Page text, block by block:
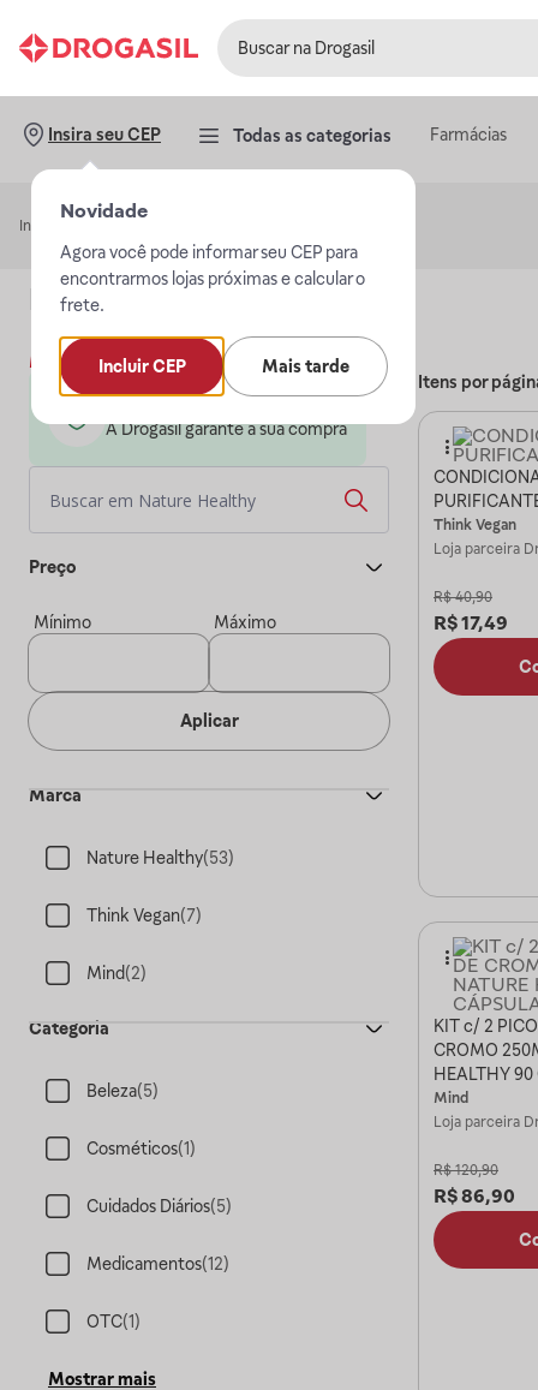
Insira seu CEP
Novidade
Agora você pode informar seu CEP para
encontrarmos lojas próximas e calcular o
frete.
Incluir CEP Mais tarde
Todas as categorias Farmácias
Início
LojaNature Healthy
Mais sobre a loja
A Drogasil garante a sua compra
Preço
Mínimo Máximo
Aplicar
Marca
Nature Healthy(53)
Think Vegan(7)
Mind(2)
Categoria
Beleza(5)
Cosméticos(1)
Cuidados Diários(5)
Medicamentos(12)
OTC(1)
Mostrar mais
Itens por
Think Vegan
Loja parceira
R$ 40,90
R$17,49
KIT c/ 2
CROMO
HEALTHY
Mind
Loja parceira
R$ 120,90
R$86,90